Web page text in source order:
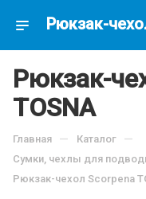
Рюкзак-
TOSNA
Главная — Каталог —
Сумки, чехлы для
Рюкзак-чехол Scorpena